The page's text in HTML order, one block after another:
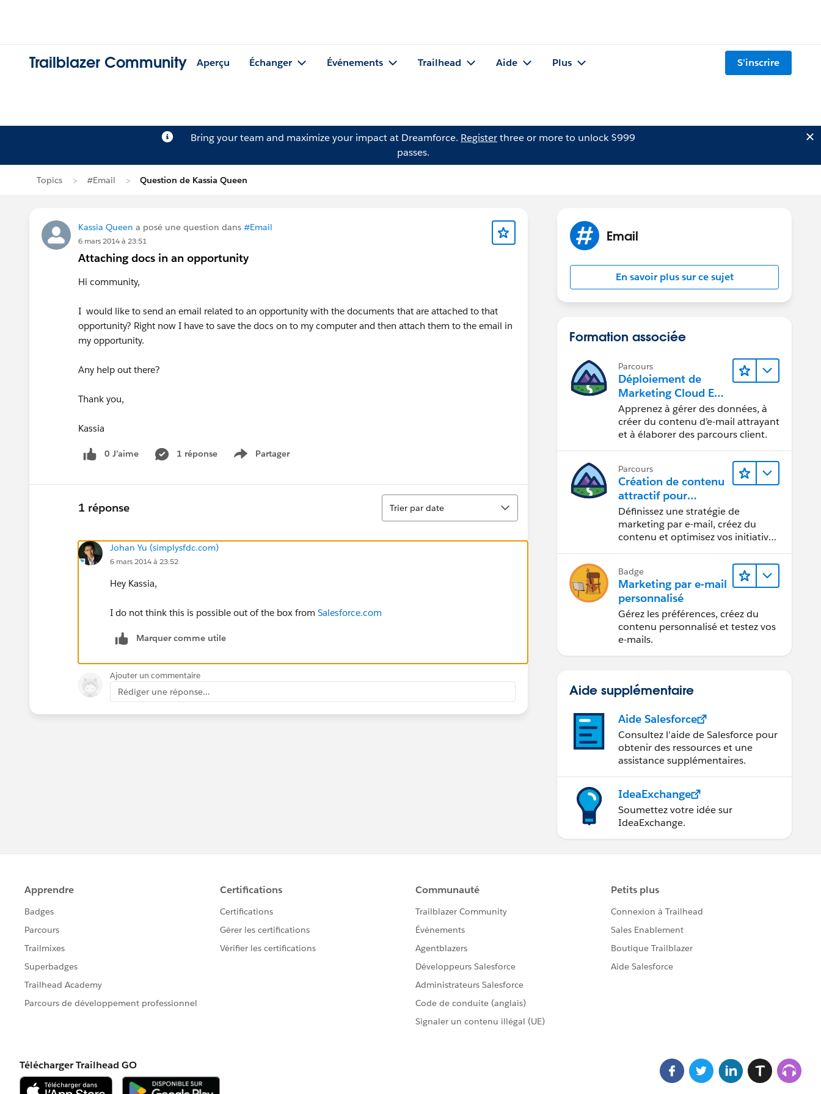
Trailblazer Community Aperçu Échanger Événements Trailhead Aide Plus S'inscrire
Bring your team and maximize your impact at Dreamforce. Registerthree or more to unlock $999
passes.
Topics #Email Question de Kassia Queen
Kassia Queen a posé une question dans #Email
6 mars 2014 à 23:51
Attaching docs in an opportunity
Hi community,
I would like to send an email related to an opportunity with the documents that are attached to that
opportunity? Right now I have to save the docs on to my computer and then attach them to the email in
my opportunity.
Any help out there?
Thank you,
Kassia
0 J’aime 1 réponse Partager
Show menu
1 réponse
Tri
Trier par date
Johan Yu (simplysfdc.com)
6 mars 2014 à 23:52
Hey Kassia,
I do not think this is possible out of the box from Salesforce.com
Marquer comme utile
Ajouter un commentaire
Rédiger une réponse...
Email
En savoir plus sur ce sujet
Formation associée
Parcours
Déploiement de
Marketing Cloud Eng
agement
Apprenez à gérer des données, à
créer du contenu d’e-mail attrayant
et à élaborer des parcours client.
Parcours
Création de contenu
attractif pour
atteindre vos
objectifs marketing
Définissez une stratégie de
marketing par e-mail, créez du
contenu et optimisez vos initiatives
Badge
Marketing par e-mail
personnalisé
Gérez les préférences, créez du
contenu personnalisé et testez vos
e-mails.
Aide supplémentaire
Aide Salesforce
Consultez l’aide de Salesforce pour
obtenir des ressources et une
assistance supplémentaires.
IdeaExchange
Soumettez votre idée sur
IdeaExchange.